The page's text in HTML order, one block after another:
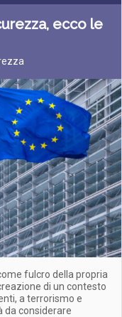
ecco le
fulcro della propria
di un contesto
a terrorismo e
da considerare